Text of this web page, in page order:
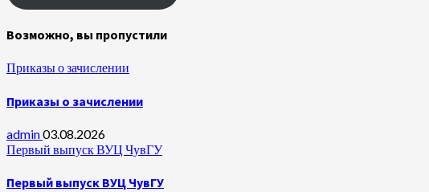
Возможно, вы пропустили
Приказы о зачислении
Приказы о зачислении
admin03.08.2026
Первый выпуск ВУЦ ЧувГУ
Первый выпуск ВУЦ ЧувГУ